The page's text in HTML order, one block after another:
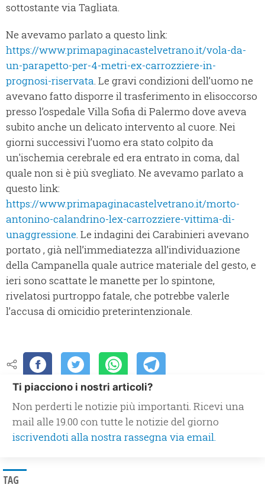
sottostante via Tagliata.
Ne avevamo parlato a questo link:
https://www.primapaginacastelvetrano.it/vola-da-
un-parapetto-per-4-metri-ex-carrozziere-in-
prognosi-riservata. Le gravi condizioni dell’uomo ne
avevano fatto disporre il trasferimento in elisoccorso
presso l’ospedale Villa Sofia di Palermo dove aveva
subito anche un delicato intervento al cuore. Nei
giorni successivi l’uomo era stato colpito da
un'ischemia cerebrale ed era entrato in coma, dal
quale non si è più svegliato. Ne avevamo parlato a
questo link:
https://www.primapaginacastelvetrano.it/morto-
antonino-calandrino-lex-carrozziere-vittima-di-
unaggressione. Le indagini dei Carabinieri avevano
portato , già nell’immediatezza all’individuazione
della Campanella quale autrice materiale del gesto, e
ieri sono scattate le manette per lo spintone,
rivelatosi purtroppo fatale, che potrebbe valerle
l’accusa di omicidio preterintenzionale.
Ti piacciono i nostri articoli?
Non perderti le notizie più importanti. Ricevi una
mail alle 19.00 con tutte le notizie del giorno
iscrivendoti alla nostra rassegna via email.
TAG